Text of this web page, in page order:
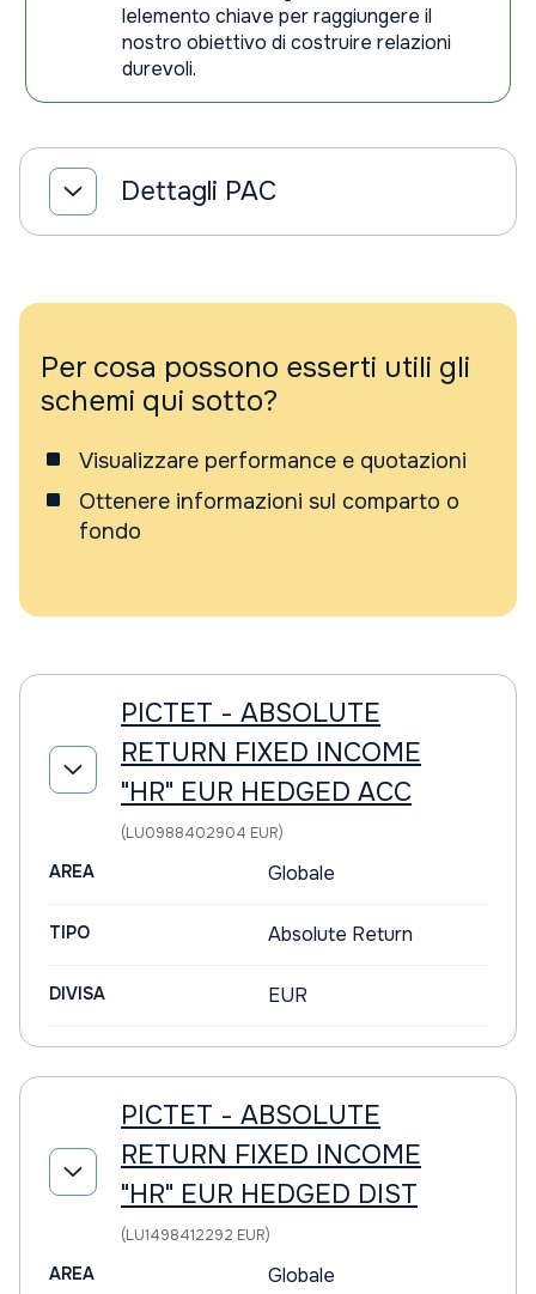
lelemento chiave per raggiungere il
nostro obiettivo di costruire relazioni
durevoli.
Dettagli PAC
Per cosa possono esserti utili gli
schemi qui sotto?
Visualizzare performance e quotazioni
Ottenere informazioni sul comparto o
fondo
PICTET - ABSOLUTE
RETURN FIXED INCOME
"HR" EUR HEDGED ACC
(LU0988402904 EUR)
AREA Globale
TIPO Absolute Return
DIVISA EUR
PICTET - ABSOLUTE
RETURN FIXED INCOME
"HR" EUR HEDGED DIST
(LU1498412292 EUR)
AREA Globale